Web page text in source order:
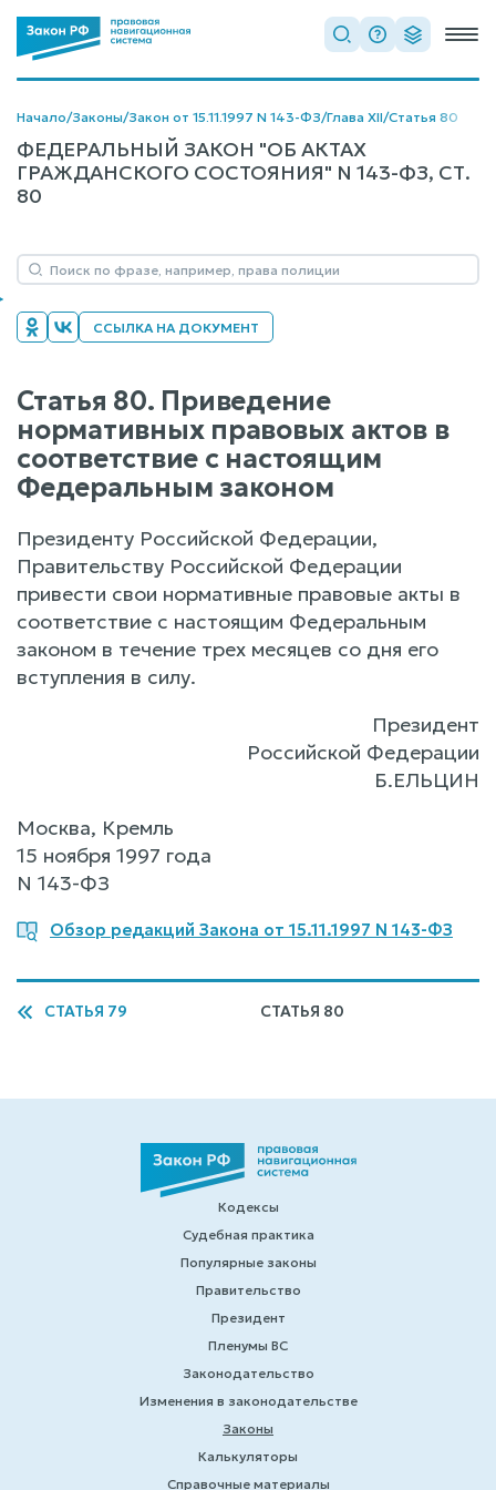
Начало/Законы/Закон от 15.11.1997 N 143-ФЗ/Глава XII/Статья 80
ФЕДЕРАЛЬНЫЙ ЗАКОН "ОБ АКТАХ
ГРАЖДАНСКОГО СОСТОЯНИЯ" N 143-ФЗ, СТ.
80
ССЫЛКА НА ДОКУМЕНТ
Статья 80. Приведение
нормативных правовых актов в
соответствие с настоящим
Федеральным законом
Президенту Российской Федерации,
Правительству Российской Федерации
привести свои нормативные правовые акты в
соответствие с настоящим Федеральным
законом в течение трех месяцев со дня его
вступления в силу.
Президент
Российской Федерации
Б.ЕЛЬЦИН
Москва, Кремль
15 ноября 1997 года
N 143-ФЗ
Обзор редакций Закона от 15.11.1997 N 143-ФЗ
СТАТЬЯ 79 СТАТЬЯ 80
Кодексы
Судебная практика
Популярные законы
Правительство
Президент
Пленумы ВС
Законодательство
Изменения в законодательстве
Законы
Калькуляторы
Справочные материалы